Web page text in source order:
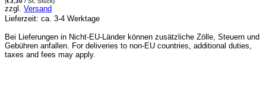
zzgl. Versand
Lieferzeit: ca. 3-4 Werktage
Bei Lieferungen in Nicht-EU-Länder können zusätzliche Zölle, Steuern und
Gebühren anfallen. For deliveries to non-EU countries, additional duties,
taxes and fees may apply.